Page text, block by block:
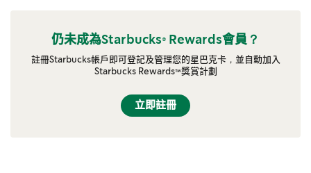
仍未成為Starbucks® Rewards會員？
註冊Starbucks帳戶即可登記及管理您的星巴克卡，並自動加入
Starbucks Rewards™獎賞計劃
立即註冊